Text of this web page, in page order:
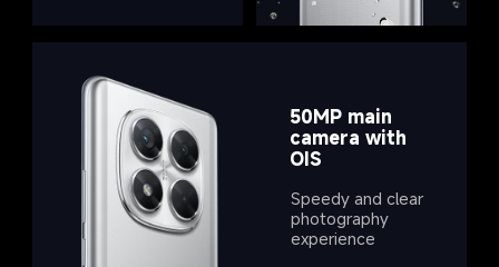
50MP main
camera with
OIS
Speedy and clear
photography
experience